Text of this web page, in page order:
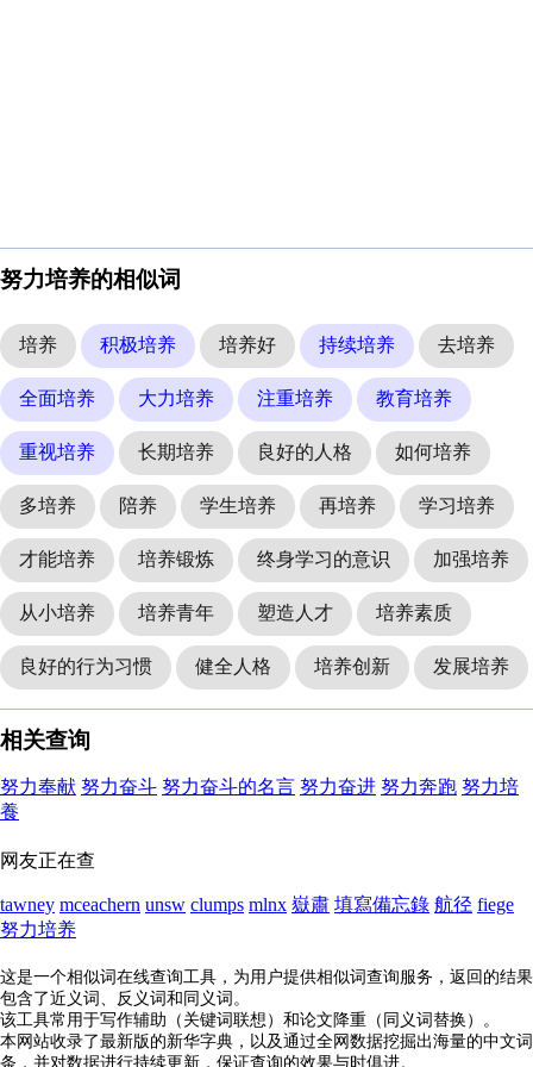
努力培养的相似词
培养 积极培养 培养好 持续培养 去培养
全面培养 大力培养 注重培养 教育培养
重视培养 长期培养 良好的人格 如何培养
多培养 陪养 学生培养 再培养 学习培养
才能培养 培养锻炼 终身学习的意识 加强培养
从小培养 培养青年 塑造人才 培养素质
良好的行为习惯 健全人格 培养创新 发展培养
相关查询
努力奉献 努力奋斗 努力奋斗的名言 努力奋进 努力奔跑 努力培
養
网友正在查
tawney mceachern unsw clumps mlnx 嶽肅 填寫備忘錄 航径 fiege
努力培养
这是一个相似词在线查询工具，为用户提供相似词查询服务，返回的结果
包含了近义词、反义词和同义词。
该工具常用于写作辅助（关键词联想）和论文降重（同义词替换）。
本网站收录了最新版的新华字典，以及通过全网数据挖掘出海量的中文词
条，并对数据进行持续更新，保证查询的效果与时俱进。